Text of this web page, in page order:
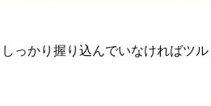
っかり握り込んでいなければツル